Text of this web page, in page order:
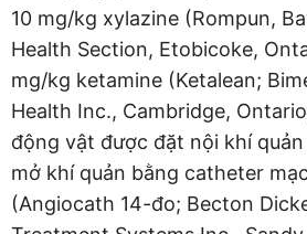
10 mg/kg xylazine (Rompun,
Health Section, Etobicoke,
mg/kg ketamine (Ketalean;
Health Inc., Cambridge,
động vật được đặt nội khí
mở khí quản bằng catheter
(Angiocath 14-đo; Becton